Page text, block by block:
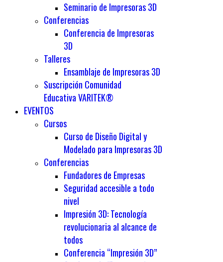
Seminario de Impresoras 3D
Conferencias
Conferencia de Impresoras
3D
Talleres
Ensamblaje de Impresoras 3D
Suscripción Comunidad
Educativa VARITEK®
EVENTOS
Cursos
Curso de Diseño Digital y
Modelado para Impresoras 3D
Conferencias
Fundadores de Empresas
Seguridad accesible a todo
nivel
Impresión 3D: Tecnología
revolucionaria al alcance de
todos
Conferencia “Impresión 3D”